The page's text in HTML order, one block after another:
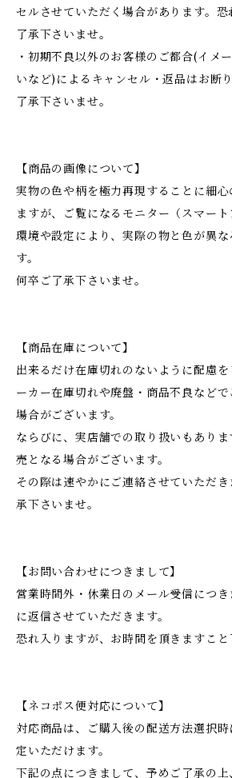
セルさせていただく場合があります。
了承下さいませ。
・初期不良以外のお客様のご都合(イメ
いなど)によるキャンセル・返品はお断
了承下さいませ。
【商品の画像について】
実物の色や柄を極力再現することに細心
ますが、ご覧になるモニター（スマー
環境や設定により、実際の物と色が異な
す。
何卒ご了承下さいませ。
【商品在庫について】
出来るだけ在庫切れのないように配慮
ーカー在庫切れや廃盤・商品不良など
場合がございます。
ならびに、実店舗での取り扱いもあり
売となる場合がございます。
その際は速やかにご連絡させていただ
承下さいませ。
【お問い合わせにつきまして】
営業時間外・休業日のメール受信につ
に返信させていただきます。
恐れ入りますが、お時間を頂きますこと
【ネコポス便対応について】
対応商品は、ご購入後の配送方法選択
定いただけます。
下記の点につきまして、予めご了承の上